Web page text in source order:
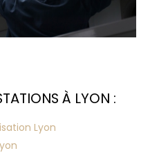
À LYON :
Lyon